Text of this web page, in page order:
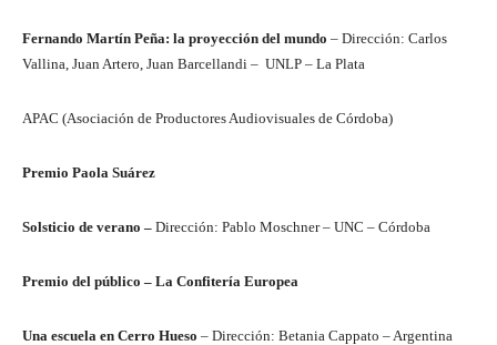
Fernando Martín Peña: la proyección del mundo – Dirección: Carlos
Vallina, Juan Artero, Juan Barcellandi – UNLP – La Plata
APAC (Asociación de Productores Audiovisuales de Córdoba)
Premio Paola Suárez
Solsticio de verano – Dirección: Pablo Moschner – UNC – Córdoba
Premio del público – La Confitería Europea
Una escuela en Cerro Hueso – Dirección: Betania Cappato – Argentina